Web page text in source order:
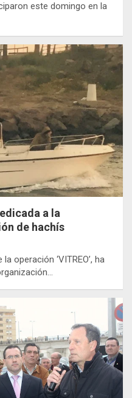
este domingo en la
a la
de hachís
operación ‘VITREO’, ha